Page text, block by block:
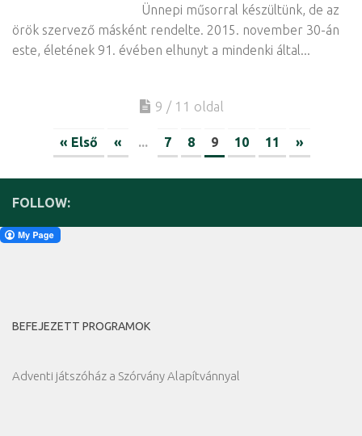
Ünnepi műsorral készültünk, de az
örök szervező másként rendelte. 2015. november 30-án
este, életének 91. évében elhunyt a mindenki által...
9 / 11 oldal
« Első « ... 7 8 9 10 11 »
FOLLOW:
BEFEJEZETT PROGRAMOK
Adventi játszóház a Szórvány Alapítvánnyal